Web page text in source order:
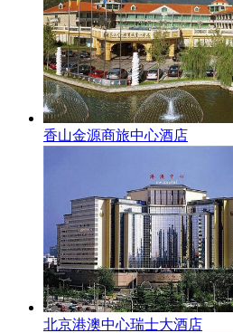
香山金源商旅中心酒店
北京港澳中心瑞士大酒店